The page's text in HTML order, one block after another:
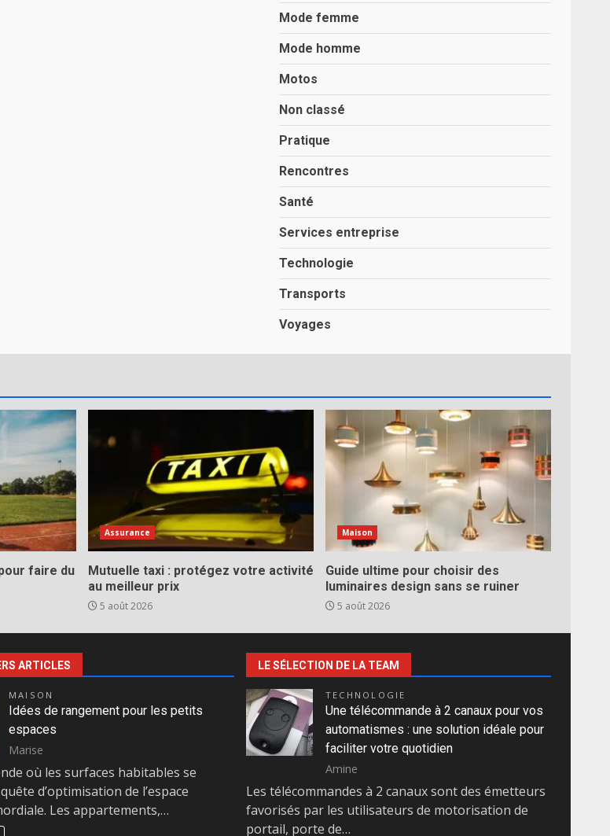
Mode femme
Mode homme
Motos
Non classé
Pratique
Rencontres
Santé
Services entreprise
Technologie
Transports
Voyages
faire du
Assurance
Mutuelle taxi : protégez votre activité
au meilleur prix
5 août 2026
Maison
Guide ultime pour choisir des
luminaires design sans se ruiner
5 août 2026
ARTICLES
MAISON
Idées de rangement pour les petits
espaces
Marise
où les surfaces habitables se
d’optimisation de l’espace
Les appartements,…
LE SÉLECTION DE LA TEAM
TECHNOLOGIE
Une télécommande à 2 canaux pour vos
automatismes : une solution idéale pour
faciliter votre quotidien
Amine
Les télécommandes à 2 canaux sont des émetteurs
favorisés par les utilisateurs de motorisation de
portail, porte de…